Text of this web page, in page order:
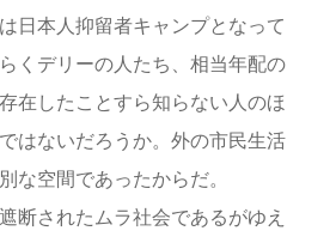
日本人抑留者キャンプとなって
くデリーの人たち、相当年配の
在したことすら知らない人のほ
はないだろうか。外の市民生活
な空間であったからだ。
断されたムラ社会であるがゆえ